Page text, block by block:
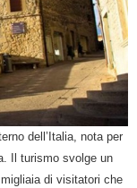
dell’Italia, nota per
Il turismo svolge un
di visitatori che